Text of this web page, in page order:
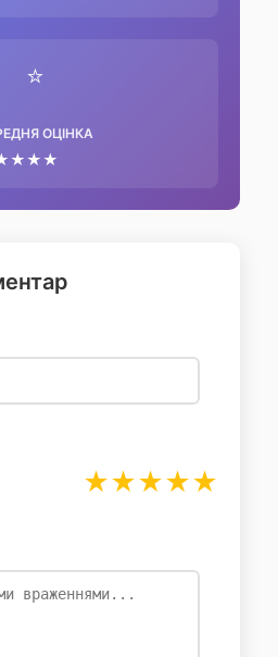
⭐
ОЦІНКА
★
★
★
★
★